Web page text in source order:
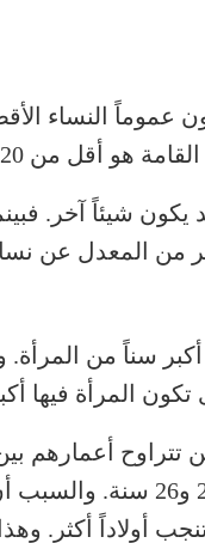
عموماً النساء
هو أقل من 20 سنتم.
شيئاً آخر.
من المعدل عن
سناً من المرأة.
المرأة فيها
الارتباط بنساء تتراوح
أولاداً أكثر.